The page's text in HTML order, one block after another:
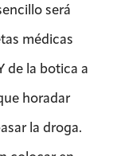
será
médicas
de la botica a
horadar
la droga.